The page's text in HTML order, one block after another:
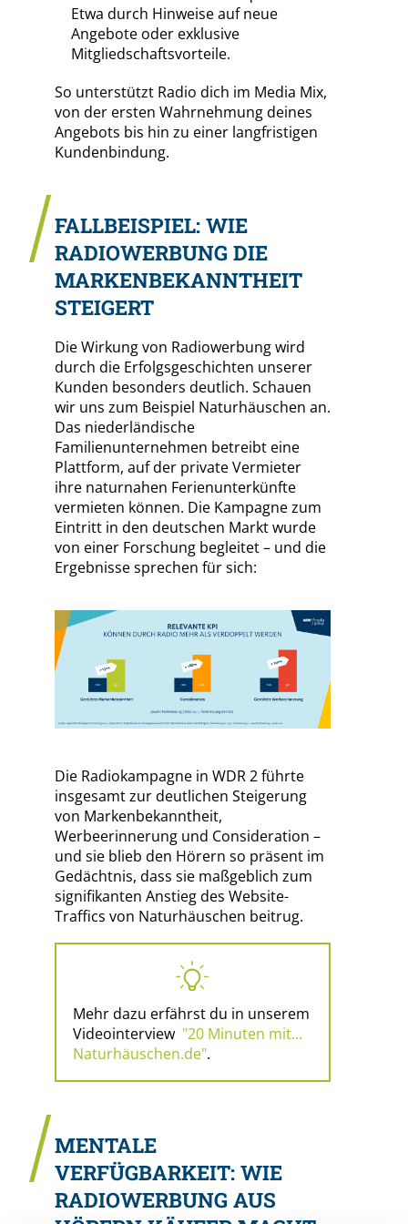
Etwa durch Hinweise auf neue
Angebote oder exklusive
Mitgliedschaftsvorteile.
So unterstützt Radio dich im Media Mix,
von der ersten Wahrnehmung deines
Angebots bis hin zu einer langfristigen
Kundenbindung.
FALLBEISPIEL: WIE
RADIOWERBUNG DIE
MARKENBEKANNTHEIT
STEIGERT
Die Wirkung von Radiowerbung wird
durch die Erfolgsgeschichten unserer
Kunden besonders deutlich. Schauen
wir uns zum Beispiel Naturhäuschen an.
Das niederländische
Familienunternehmen betreibt eine
Plattform, auf der private Vermieter
ihre naturnahen Ferienunterkünfte
vermieten können. Die Kampagne zum
Eintritt in den deutschen Markt wurde
von einer Forschung begleitet – und die
Ergebnisse sprechen für sich:
Die Radiokampagne in WDR 2 führte
insgesamt zur deutlichen Steigerung
von Markenbekanntheit,
Werbeerinnerung und Consideration –
und sie blieb den Hörern so präsent im
Gedächtnis, dass sie maßgeblich zum
signifikanten Anstieg des Website-
Traffics von Naturhäuschen beitrug.
Mehr dazu erfährst du in unserem
Videointerview "20 Minuten mit...
Naturhäuschen.de".
MENTALE
VERFÜGBARKEIT: WIE
RADIOWERBUNG AUS